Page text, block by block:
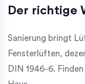
Der richtige
Sanierung bringt
Fensterlüften,
DIN 1946-6.